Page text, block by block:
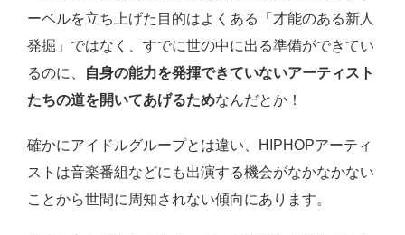
ーベルを立ち上げた目的はよくある「才能のある新人
発掘」ではなく、すでに世の中に出る準備ができてい
るのに、
自身の能力を発揮できていないアーティスト
たちの道を開いてあげるためなんだとか！
確かにアイドルグループとは違い、HIPHOPアーティ
ストは音楽番組などにも出演する機会がなかなかない
ことから世間に周知されない傾向にあります。